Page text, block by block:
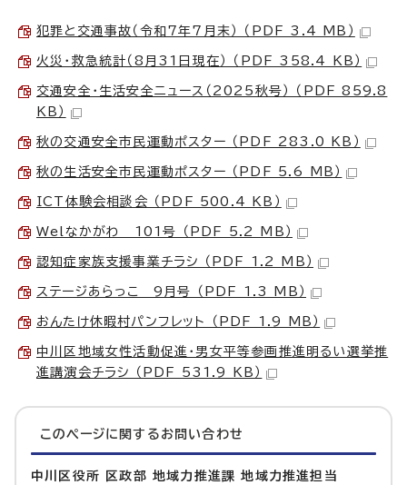
犯罪と交通事故（令和7年7月末） （PDF 3.4 MB）
火災・救急統計（8月31日現在） （PDF 358.4 KB）
交通安全・生活安全ニュース（2025秋号） （PDF 859.8
KB）
秋の交通安全市民運動ポスター （PDF 283.0 KB）
秋の生活安全市民運動ポスター （PDF 5.6 MB）
ICT体験会相談会 （PDF 500.4 KB）
Welなかがわ 101号 （PDF 5.2 MB）
認知症家族支援事業チラシ （PDF 1.2 MB）
ステージあらっこ 9月号 （PDF 1.3 MB）
おんたけ休暇村パンフレット （PDF 1.9 MB）
中川区地域女性活動促進・男女平等参画推進明るい選挙推
進講演会チラシ （PDF 531.9 KB）
このページに関する お問い合わせ
中川区役所 区政部 地域力推進課 地域力推進担当